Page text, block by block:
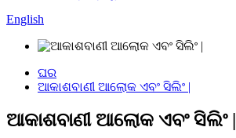
English
ଘର
ଆକାଶବାଣୀ ଆଲୋକ ଏବଂ ସିଲିଂ |
ଆକାଶବାଣୀ ଆଲୋକ ଏବଂ ସିଲିଂ |